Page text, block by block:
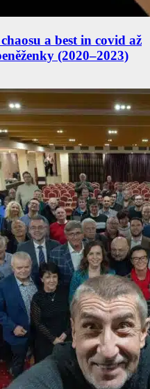
a best in covid až
(2020–2023)